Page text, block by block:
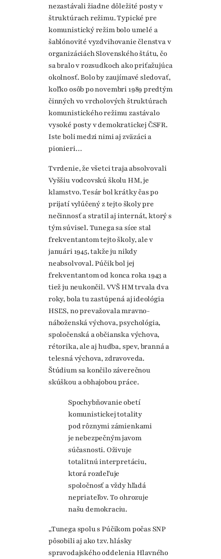
nezastávali žiadne dôležité posty v
štruktúrach režimu. Typické pre
komunistický režim bolo umelé a
šablónovité vyzdvihovanie členstva v
organizáciách Slovenského štátu, čo
sa bralo v rozsudkoch ako priťažujúca
okolnosť. Bolo by zaujímavé sledovať,
koľko osôb po novembri 1989 predtým
činných vo vrcholových štruktúrach
komunistického režimu zastávalo
vysoké posty v demokratickej ČSFR.
Iste boli medzi nimi aj zväzáci a
pionieri…
Tvrdenie, že všetci traja absolvovali
Vyššiu vodcovskú školu HM, je
klamstvo. Tesár bol krátky čas po
prijatí vylúčený z tejto školy pre
nečinnosť a stratil aj internát, ktorý s
tým súvisel. Tunega sa síce stal
frekventantom tejto školy, ale v
januári 1945, takže ju nikdy
neabsolvoval. Púčik bol jej
frekventantom od konca roka 1943 a
tiež ju neukončil. VVŠ HM trvala dva
roky, bola tu zastúpená aj ideológia
HSĽS, no prevažovala mravno-
náboženská výchova, psychológia,
spoločenská a občianska výchova,
rétorika, ale aj hudba, spev, branná a
telesná výchova, zdravoveda.
Štúdium sa končilo záverečnou
skúškou a obhajobou práce.
Spochybňovanie obetí
komunistickej totality
pod rôznymi zámienkami
je nebezpečným javom
súčasnosti. Oživuje
totalitnú interpretáciu,
ktorá rozdeľuje
spoločnosť a vždy hľadá
nepriateľov. To ohrozuje
našu demokraciu.
„Tunega spolu s Púčikom počas SNP
pôsobili aj ako tzv. hlásky
spravodajského oddelenia Hlavného